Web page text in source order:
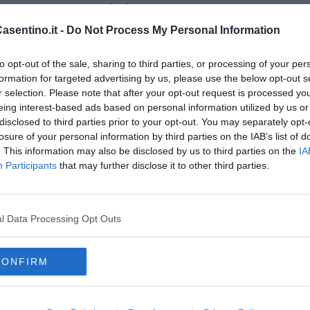
- Do Not Process My Personal Information
opt-out of the sale, sharing to third parties, or processing of your
for targeted advertising by us, please use the below opt-out
selection. Please note that after your opt-out request is processed
interest-based ads based on personal information utilized by us
to third parties prior to your opt-out. You may separately
of your personal information by third parties on the IAB’s list of
This information may also be disclosed by us to third parties on the
Participants that may further disclose it to other third parties.
Data Processing Opt Outs
realizzare un’attività più ampia per cani da pecore e aprire
i fine settimana di Aprile e Maggio. Le attività saranno
qualificato messo a disposizione dal partenariato del
Coordinatore, e da altri 10 partner (Parco Nazionale delle
di Firenze e Roma - La Sapienza, Unioni dei Comuni
e Romagna Forlivese, Studio Verde e Euromontana),
e Rete Appia.
presso le aziende agricole del Parco e dei suoi Comuni.
presenza degli allievi, del Sindaco di Pratovecchio Stia
delle Foreste Casentinesi, Monte Falterona e Campigna
(Presidente della Commissione Aree Interne del
Miozzo e Tommaso Campedelli per Dream Italia.